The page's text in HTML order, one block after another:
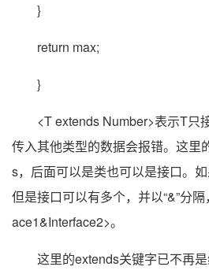
}
return max;
}
<T extends Number>表示T只接
传入其他类型的数据会报错。这里
s，后面可以是类也可以是接口。如
但是接口可以有多个，并以“&”分
ace1&Interface2>。
这里的extends关键字已不再是